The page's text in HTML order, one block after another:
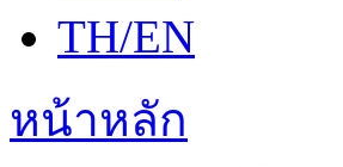
TH/EN
หน้าหลัก